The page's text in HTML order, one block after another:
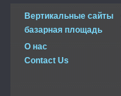
Вертикальные сайты
базарная площадь
О нас
Contact Us